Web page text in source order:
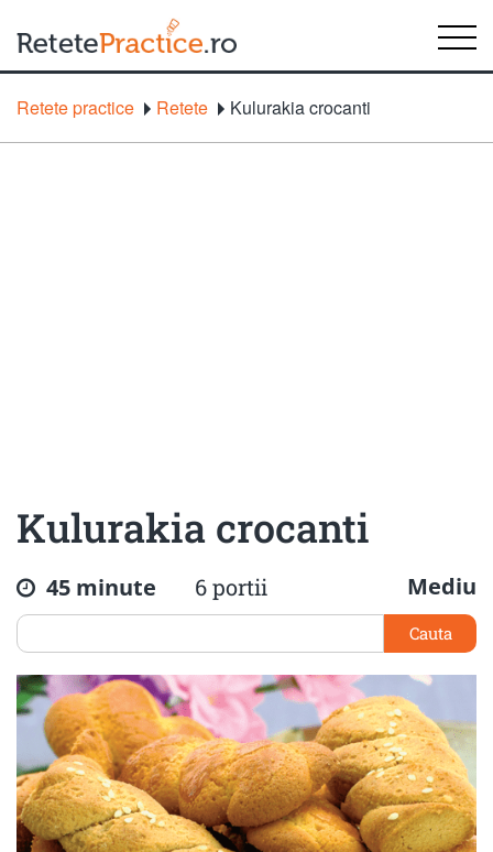
Retete practice Retete Kulurakia crocanti
Kulurakia crocanti
45 minute 6 portii Mediu
Cauta